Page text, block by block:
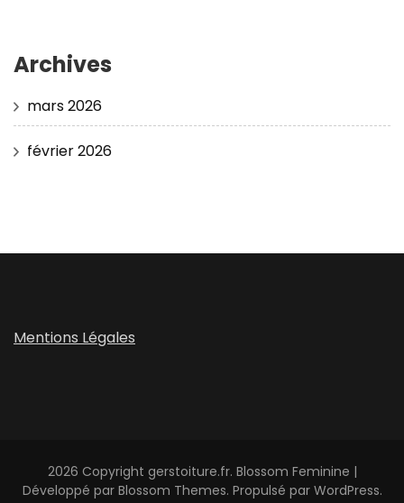
Archives
mars 2026
février 2026
Mentions Légales
2026 Copyright gerstoiture.fr. Blossom Feminine |
Développé par Blossom Themes. Propulsé par WordPress.